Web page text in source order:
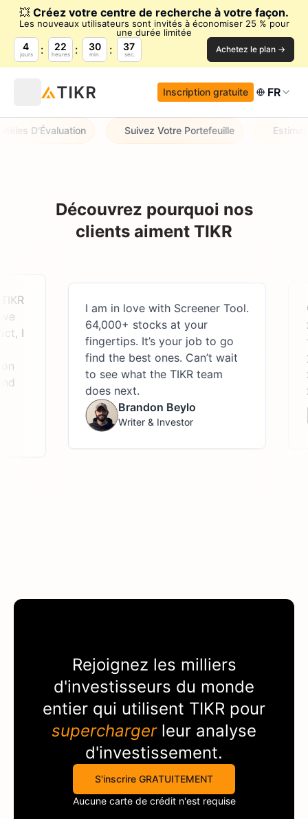
💥 Créez votre centre de recherche à votre façon.
Les nouveaux utilisateurs sont invités à économiser 25 % pour
une durée limitée
4
jours
22
heures
30
min.
37
sec. Achetez le plan →
Inscription gratuite FR
D'Évaluation Suivez Votre Portefeuille
Découvrez pourquoi nos
clients aiment TIKR
I
I am in love with Screener Tool.
64,000+ stocks at your
fingertips. It’s your job to go
find the best ones. Can’t wait
to see what the TIKR team
does next.
Brandon Beylo
Writer & Investor
Rejoignez les milliers
d'investisseurs du monde
entier qui utilisent TIKR pour
superchargerleur analyse
d'investissement.
S'inscrire GRATUITEMENT
Aucune carte de crédit n'est requise